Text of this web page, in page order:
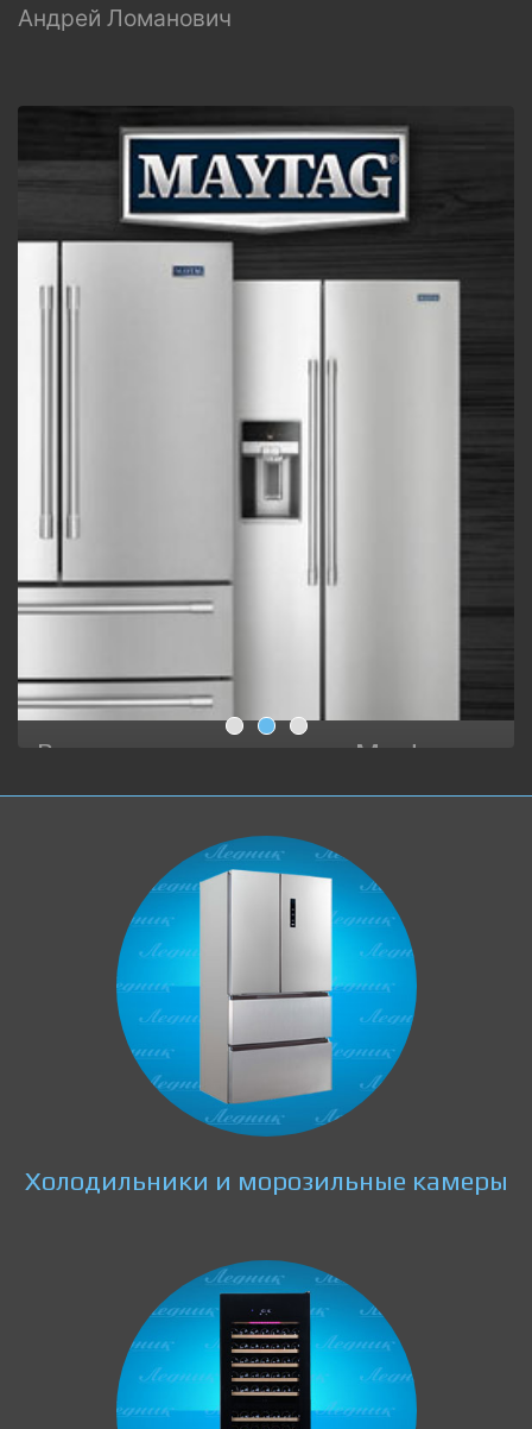
Андрей Ломанович
Ремонт холодильников Maytag
Любителям хорошего дизайна и просто
Холодильники и морозильные камеры